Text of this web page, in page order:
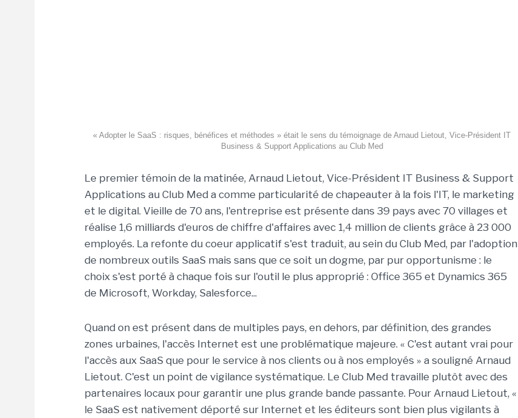
« Adopter le SaaS : risques, bénéfices et méthodes » était le sens du témoignage de Arnaud Lietout, Vice-Président IT
Business & Support Applications au Club Med
Le premier témoin de la matinée, Arnaud Lietout, Vice-Président IT Business & Support
Applications au Club Med a comme particularité de chapeauter à la fois l'IT, le marketing
et le digital. Vieille de 70 ans, l'entreprise est présente dans 39 pays avec 70 villages et
réalise 1,6 milliards d'euros de chiffre d'affaires avec 1,4 million de clients grâce à 23 000
employés. La refonte du coeur applicatif s'est traduit, au sein du Club Med, par l'adoption
de nombreux outils SaaS mais sans que ce soit un dogme, par pur opportunisme : le
choix s'est porté à chaque fois sur l'outil le plus approprié : Office 365 et Dynamics 365
de Microsoft, Workday, Salesforce...
Quand on est présent dans de multiples pays, en dehors, par définition, des grandes
zones urbaines, l'accès Internet est une problématique majeure. « C'est autant vrai pour
l'accès aux SaaS que pour le service à nos clients ou à nos employés » a souligné Arnaud
Lietout. C'est un point de vigilance systématique. Le Club Med travaille plutôt avec des
partenaires locaux pour garantir une plus grande bande passante. Pour Arnaud Lietout, «
le SaaS est nativement déporté sur Internet et les éditeurs sont bien plus vigilants à